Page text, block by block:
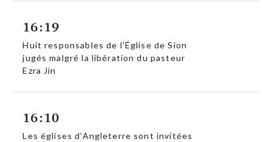
16:19
Huit responsables de l’Église de Sion
jugés malgré la libération du pasteur
Ezra Jin
16:10
Les églises d’Angleterre sont invitées